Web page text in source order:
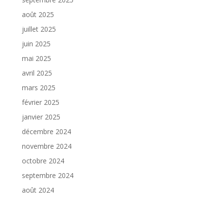
août 2025
juillet 2025
juin 2025
mai 2025
avril 2025
mars 2025
février 2025
janvier 2025
décembre 2024
novembre 2024
octobre 2024
septembre 2024
août 2024